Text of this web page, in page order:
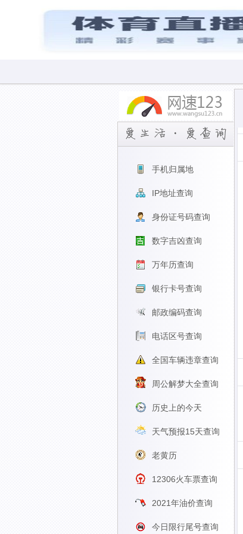
手机归属地
IP地址查询
身份证号码查询
数字吉凶查询
万年历查询
银行卡号查询
邮政编码查询
电话区号查询
全国车辆违章查询
周公解梦大全查询
历史上的今天
天气预报15天查询
老黄历
12306火车票查询
2021年油价查询
今日限行尾号查询